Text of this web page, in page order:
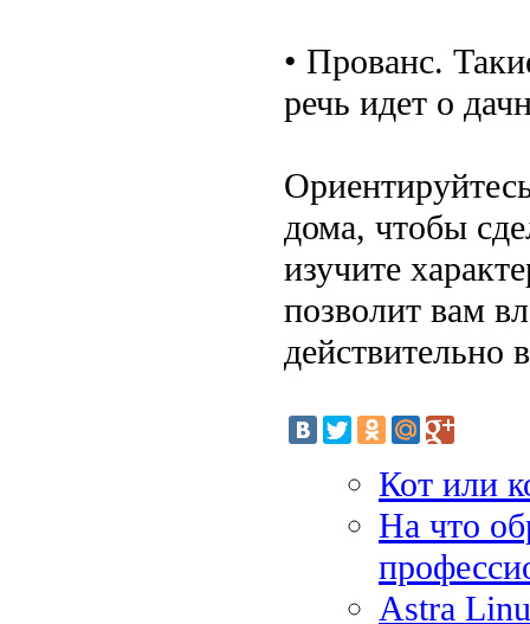
• Прованс.
речь идет о
дома, чтобы
изучите
позволит вам
действительно
Кот или
На что
Astra